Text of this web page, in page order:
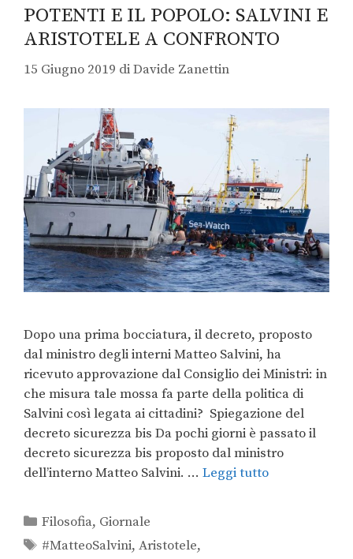
POTENTI E IL POPOLO: SALVINI E
ARISTOTELE A CONFRONTO
15 Giugno 2019 diDavide Zanettin
Dopo una prima bocciatura, il decreto, proposto
dal ministro degli interni Matteo Salvini, ha
ricevuto approvazione dal Consiglio dei Ministri: in
che misura tale mossa fa parte della politica di
Salvini così legata ai cittadini? Spiegazione del
decreto sicurezza bis Da pochi giorni è passato il
decreto sicurezza bis proposto dal ministro
dell’interno Matteo Salvini. … Leggi tutto
Filosofia, Giornale
#MatteoSalvini,Aristotele,